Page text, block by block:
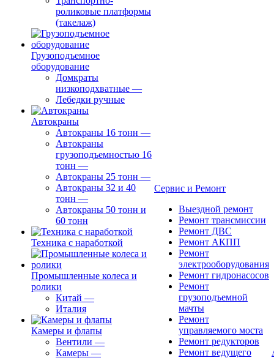
роликовые платформы
(такелаж)
Грузоподъемное
оборудование
Домкраты
низкоподхватные —
Лебедки ручные
Автокраны
Автокраны 16 тонн —
Автокраны
грузоподъемностью 16
тонн —
Автокраны 25 тонн —
Автокраны 32 и 40
тонн —
Автокраны 50 тонн и
60 тонн
Техника с наработкой
Промышленные колеса и
ролики
Китай —
Италия
Камеры и флапы
Вентили —
Камеры —
Сервис и Ремонт
Выездной ремонт
Ремонт трансмиссии
Ремонт ДВС
Ремонт АКПП
Ремонт
электрооборудования
Ремонт гидронасосов
Ремонт
грузоподъемной
мачты
Ремонт
управляемого моста
Ремонт редукторов
Ремонт ведущего